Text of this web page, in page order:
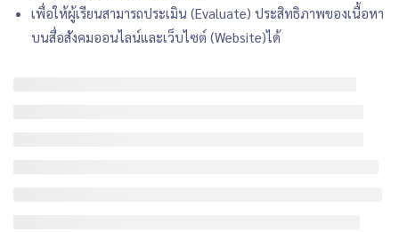
เพื่อให้ผู้เรียนสามารถประเมิน (Evaluate) ประสิทธิภาพของเนื้อหา
บนสื่อสังคมออนไลน์และเว็บไซต์ (Website)ได้